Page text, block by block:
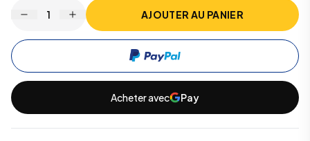
1 AJOUTER AU PANIER
Acheter avec Pay